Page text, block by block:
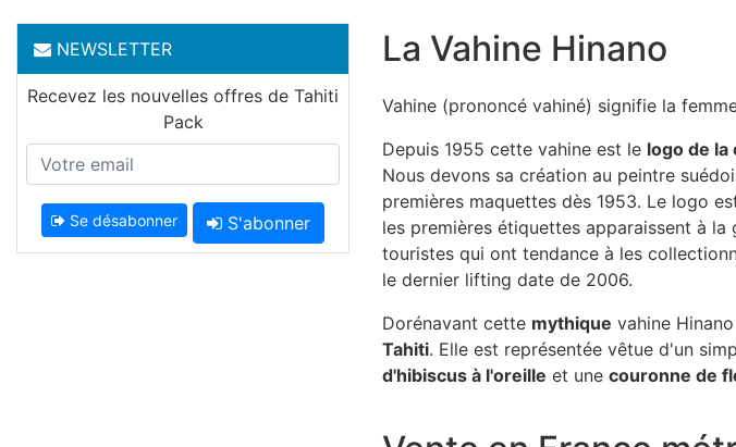
La Vahine Hinano
Vahine (prononcé vahiné) signifie la
Depuis 1955 cette vahine est le logo de la
Nous devons sa création au peintre
premières maquettes dès 1953. Le logo
les premières étiquettes apparaissent à
touristes qui ont tendance à les
le dernier lifting date de 2006.
Dorénavant cette mythique vahine
Tahiti. Elle est représentée vêtue d'un
d'hibiscus à l'oreille et une couronne de
NEWSLETTER
Recevez les nouvelles offres de Tahiti
Pack
Se désabonner S'abonner